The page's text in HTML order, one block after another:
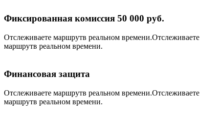
Фиксированная комиссия 50 000 руб.
Отслеживаете маршрутв реальном времени.Отслеживаете
маршрутв реальном времени.
Финансовая защита
Отслеживаете маршрутв реальном времени.Отслеживаете
маршрутв реальном времени.